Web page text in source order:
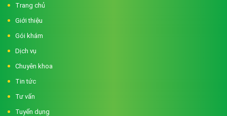
Trang chủ
Giới thiệu
Gói khám
Dịch vụ
Chuyên khoa
Tin tức
Tư vấn
Tuyển dụng